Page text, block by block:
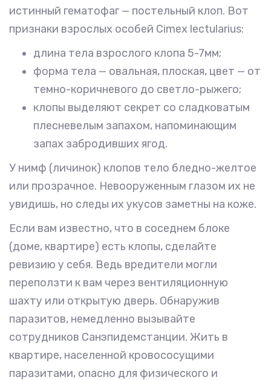
истинный гематофаг — постельный клоп. Вот
признаки взрослых особей Cimex lectularius:
длина тела взрослого клопа 5-7мм;
форма тела — овальная, плоская, цвет — от
темно-коричневого до светло-рыжего;
клопы выделяют секрет со сладковатым
плесневелым запахом, напоминающим
запах забродивших ягод.
У нимф (личинок) клопов тело бледно-желтое
или прозрачное. Невооруженным глазом их не
увидишь, но следы их укусов заметны на коже.
Если вам известно, что в соседнем блоке
(доме, квартире) есть клопы, сделайте
ревизию у себя. Ведь вредители могли
переползти к вам через вентиляционную
шахту или открытую дверь. Обнаружив
паразитов, немедленно вызывайте
сотрудников Санэпидемстанции. Жить в
квартире, населенной кровососущими
паразитами, опасно для физического и